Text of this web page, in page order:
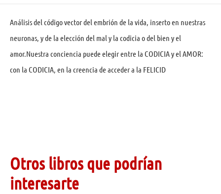
Análisis del código vector del embrión de la vida, inserto en nuestras
neuronas, y de la elección del mal y la codicia o del bien y el
amor.Nuestra conciencia puede elegir entre la CODICIA y el AMOR:
con la CODICIA, en la creencia de acceder a la FELICID
Otros libros que podrían
interesarte